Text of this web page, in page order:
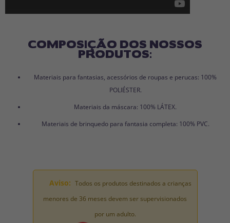
COMPOSIÇÃO DOS NOSSOS
PRODUTOS:
Materiais para fantasias, acessórios de roupas e perucas: 100%
POLIÉSTER.
Materiais da máscara: 100% LÁTEX.
Materiais de brinquedo para fantasia completa: 100% PVC.
Aviso: Todos os produtos destinados a crianças
menores de 36 meses devem ser supervisionados
por um adulto.